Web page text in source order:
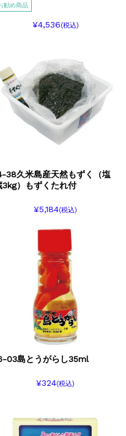
勧め商品
¥4,536(税込)
38久米島産天然もずく（塩
3kg）もずくたれ付
¥5,184(税込)
03島とうがらし35ml
¥324(税込)